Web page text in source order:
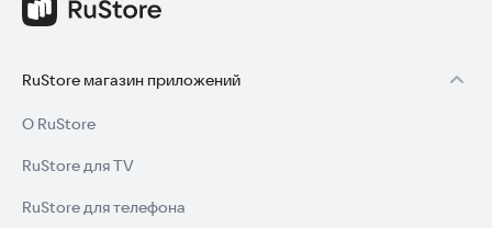
RuStore магазин приложений
О RuStore
RuStore для TV
RuStore для телефона